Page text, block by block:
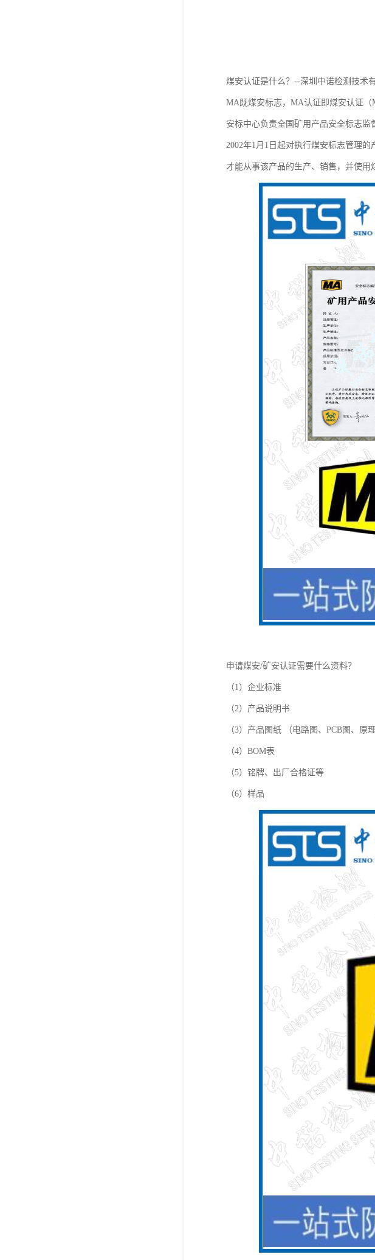
煤安认证是什么？--深圳中诺检测技术
MA既煤安标志，MA认证即煤安认证（
安标中心负责全国矿用产品安全标志
2002年1月1日起对执行煤安标志管理的
才能从事该产品的生产、销售，并使用
申请煤安/矿安认证需要什么资料？
（1）企业标准
（2）产品说明书
（3）产品图纸 （电路图、PCB图、原
（4）BOM表
（5）铭牌、出厂合格证等
（6）样品